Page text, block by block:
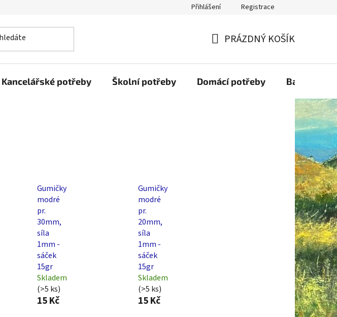
Přihlášení Registrace
KOŠÍK
PRÁZDNÝ KOŠÍK
Kancelářské potřeby Školní potřeby Domácí potřeby Balící
Gumičky
modré
pr.
30mm,
síla
1mm -
sáček
15gr
Skladem
(>5 ks)
15 Kč
Gumičky
modré
pr.
20mm,
síla
1mm -
sáček
15gr
Skladem
(>5 ks)
15 Kč